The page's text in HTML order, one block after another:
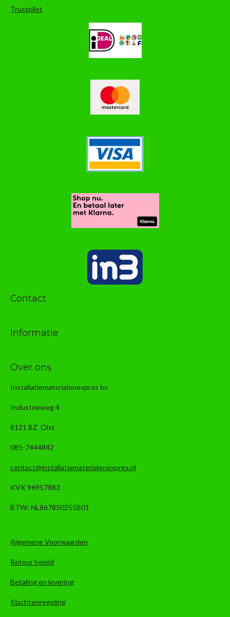
Trustpilot
Contact
Informatie
Over ons
Installatiematerialenexpres bv
Industrieweg 4
8121 BZ Olst
085-7444842
contact@installatiematerialenexpres.nl
KVK 96957883
BTW: NL867850255B01
Algemene Voorwaarden
Retour beleid
Betaling en levering
Klachtenregeling